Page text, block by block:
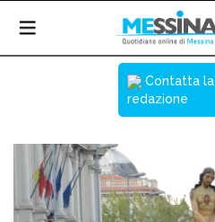
Contatta la
redazione